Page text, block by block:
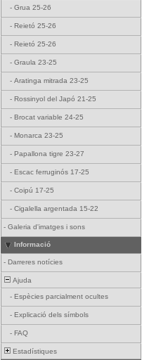
- Grua 25-26
- Reietó 25-26
- Reietó 25-26
- Graula 23-25
- Aratinga mitrada 23-25
- Rossinyol del Japó 21-25
- Brocat variable 24-25
- Monarca 23-25
- Papallona tigre 23-27
- Escac ferruginós 17-25
- Coipú 17-25
- Cigalella argentada 15-22
- Galeria d'imatges i sons
Informació
- Darreres notícies
Ajuda
- Espècies parcialment ocultes
- Explicació dels símbols
- FAQ
Estadístiques